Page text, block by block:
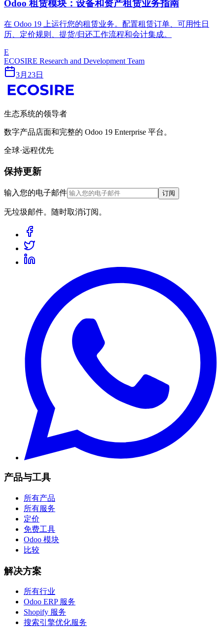
Odoo 租赁模块：设备和资产租赁业务指南
在 Odoo 19 上运行您的租赁业务。配置租赁订单、可用性日
历、定价规则、提货/归还工作流程和会计集成。
E
ECOSIRE Research and Development Team
3月23日
生态系统的领导者
数字产品店面和完整的 Odoo 19 Enterprise 平台。
全球·远程优先
保持更新
输入您的电子邮件 订阅
无垃圾邮件。随时取消订阅。
产品与工具
所有产品
所有服务
定价
免费工具
Odoo 模块
比较
解决方案
所有行业
Odoo ERP 服务
Shopify 服务
搜索引擎优化服务